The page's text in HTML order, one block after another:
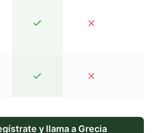
y llama a Grecia